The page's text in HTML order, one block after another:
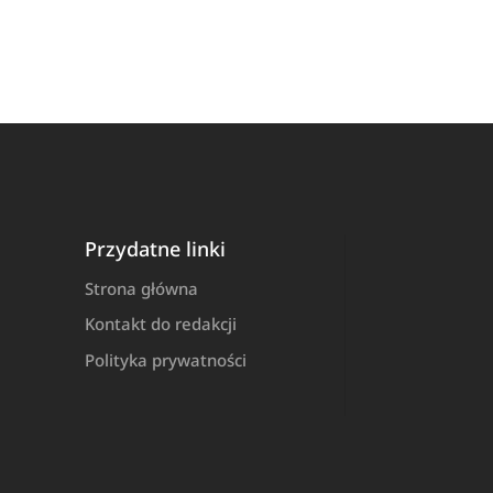
Przydatne linki
Strona główna
Kontakt do redakcji
Polityka prywatności